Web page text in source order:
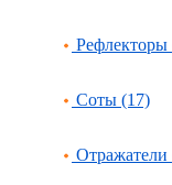
Рефлекторы
Соты (17)
Отражатели